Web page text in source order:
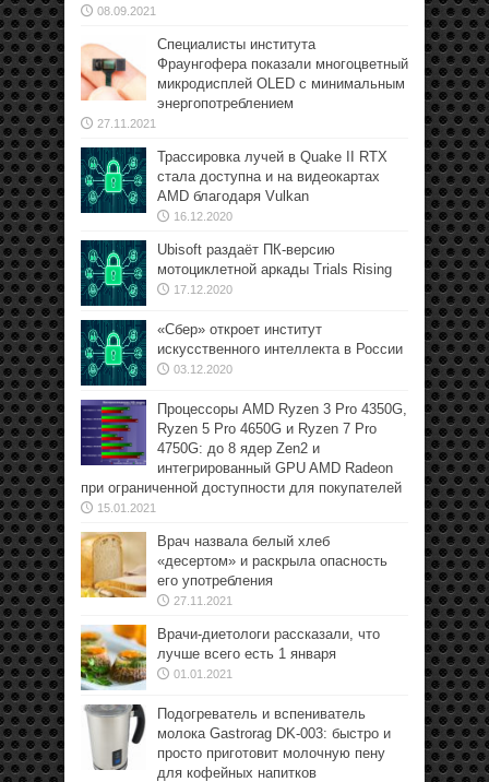
08.09.2021
Специалисты института
Фраунгофера показали многоцветный
микродисплей OLED с минимальным
энергопотреблением
27.11.2021
Трассировка лучей в Quake II RTX
стала доступна и на видеокартах
AMD благодаря Vulkan
16.12.2020
Ubisoft раздаёт ПК-версию
мотоциклетной аркады Trials Rising
17.12.2020
«Сбер» откроет институт
искусственного интеллекта в России
03.12.2020
Процессоры AMD Ryzen 3 Pro 4350G,
Ryzen 5 Pro 4650G и Ryzen 7 Pro
4750G: до 8 ядер Zen2 и
интегрированный GPU AMD Radeon
при ограниченной доступности для покупателей
15.01.2021
Врач назвала белый хлеб
«десертом» и раскрыла опасность
его употребления
27.11.2021
Врачи-диетологи рассказали, что
лучше всего есть 1 января
01.01.2021
Подогреватель и вспениватель
молока Gastrorag DK-003: быстро и
просто приготовит молочную пену
для кофейных напитков